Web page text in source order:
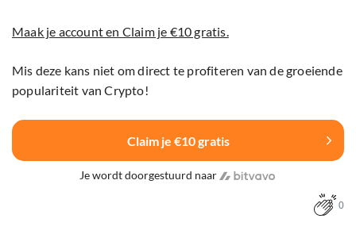
Maak je account en Claim je €10 gratis.
Mis deze kans niet om direct te profiteren van de groeiende
populariteit van Crypto!
Claim je €10 gratis
Je wordt doorgestuurd naar
0